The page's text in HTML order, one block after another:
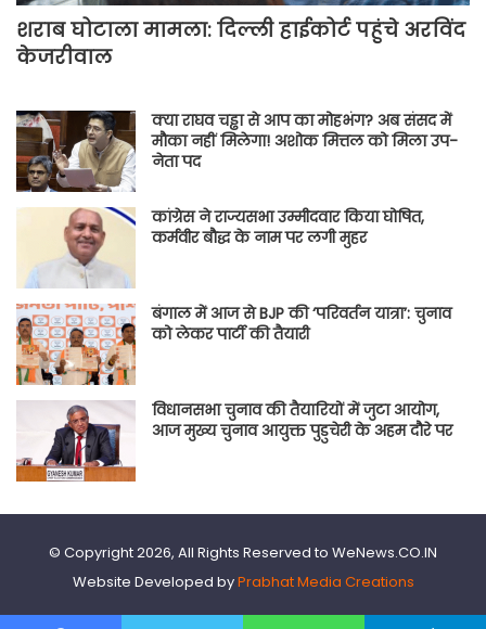
शराब घोटाला मामला: दिल्ली हाईकोर्ट पहुंचे अरविंद
केजरीवाल
क्या राघव चड्ढा से आप का मोहभंग? अब संसद में
मौका नहीं मिलेगा! अशोक मित्तल को मिला उप-
नेता पद
कांग्रेस ने राज्यसभा उम्मीदवार किया घोषित,
कर्मवीर बौद्ध के नाम पर लगी मुहर
बंगाल में आज से BJP की ‘परिवर्तन यात्रा’: चुनाव
को लेकर पार्टी की तैयारी
विधानसभा चुनाव की तैयारियों में जुटा आयोग,
आज मुख्य चुनाव आयुक्त पुडुचेरी के अहम दौरे पर
© Copyright 2026, All Rights Reserved to WeNews.CO.IN
Website Developed byPrabhat Media Creations